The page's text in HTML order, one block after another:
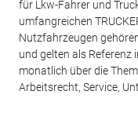
für Lkw-Fahrer und
umfangreichen
Nutzfahrzeugen
und gelten als Referenz
monatlich über die
Arbeitsrecht, Service,